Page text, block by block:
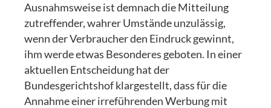
Ausnahmsweise ist demnach die Mitteilung
zutreffender, wahrer Umstände unzulässig,
wenn der Verbraucher den Eindruck gewinnt,
ihm werde etwas Besonderes geboten. In einer
aktuellen Entscheidung hat der
Bundesgerichtshof klargestellt, dass für die
Annahme einer irreführenden Werbung mit